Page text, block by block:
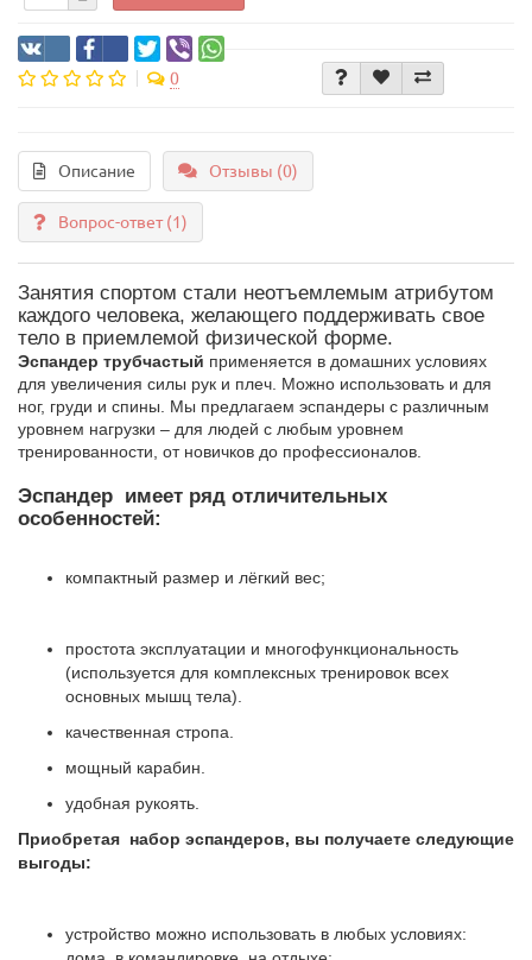
0
Описание Отзывы (0)
Вопрос-ответ(1)
Занятия спортом стали неотъемлемым атрибутом
каждого человека, желающего поддерживать свое
тело в приемлемой физической форме.
Эспандер трубчастый применяется в домашних условиях
для увеличения силы рук и плеч. Можно использовать и для
ног, груди и спины. Мы предлагаем эспандеры с различным
уровнем нагрузки – для людей с любым уровнем
тренированности, от новичков до профессионалов.
Эспандер имеет ряд отличительных
особенностей:
компактный размер и лёгкий вес;
простота эксплуатации и многофункциональность
(используется для комплексных тренировок всех
основных мышц тела).
качественная стропа.
мощный карабин.
удобная рукоять.
Приобретая набор эспандеров, вы получаете следующие
выгоды:
устройство можно использовать в любых условиях: